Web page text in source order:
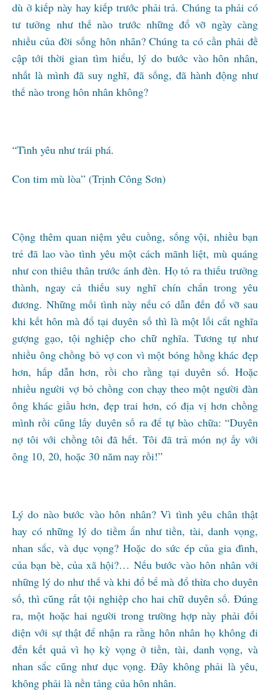
dù ở kiếp này hay kiếp trước phải trả. Chúng ta phải có
tư tưởng như thế nào trước những đổ vỡ ngày càng
nhiều của đời sống hôn nhân? Chúng ta có cần phải đề
cập tới thời gian tìm hiểu, lý do bước vào hôn nhân,
nhất là mình đã suy nghĩ, đã sống, đã hành động như
thế nào trong hôn nhân không?
“Tình yêu như trái phá.
Con tim mù lòa” (Trịnh Công Sơn)
Cộng thêm quan niệm yêu cuồng, sống vội, nhiều bạn
trẻ đã lao vào tình yêu một cách mãnh liệt, mù quáng
như con thiêu thân trước ánh đèn. Họ tỏ ra thiếu trưởng
thành, ngay cả thiếu suy nghĩ chín chắn trong yêu
đương. Những mối tình này nếu có dẫn đến đổ vỡ sau
khi kết hôn mà đổ tại duyên số thì là một lối cắt nghĩa
gượng gạo, tội nghiệp cho chữ nghĩa. Tương tự như
nhiều ông chồng bỏ vợ con vì một bóng hồng khác đẹp
hơn, hấp dẫn hơn, rồi cho rằng tại duyên số. Hoặc
nhiều người vợ bỏ chồng con chạy theo một người đàn
ông khác giầu hơn, đẹp trai hơn, có địa vị hơn chồng
mình rồi cũng lấy duyên số ra để tự bào chữa: “Duyên
nợ tôi với chồng tôi đã hết. Tôi đã trả món nợ ấy với
ông 10, 20, hoặc 30 năm nay rồi!”
Lý do nào bước vào hôn nhân? Vì tình yêu chân thật
hay có những lý do tiềm ẩn như tiền, tài, danh vọng,
nhan sắc, và dục vọng? Hoặc do sức ép của gia đình,
của bạn bè, của xã hội?… Nếu bước vào hôn nhân với
những lý do như thế và khi đổ bể mà đổ thừa cho duyên
số, thì cũng rất tội nghiệp cho hai chữ duyên số. Đúng
ra, một hoặc hai người trong trường hợp này phải đối
diện với sự thật để nhận ra rằng hôn nhân họ không đi
đến kết quả vì họ kỳ vọng ở tiền, tài, danh vọng, và
nhan sắc cũng như dục vọng. Đây không phải là yêu,
không phải là nền tảng của hôn nhân.